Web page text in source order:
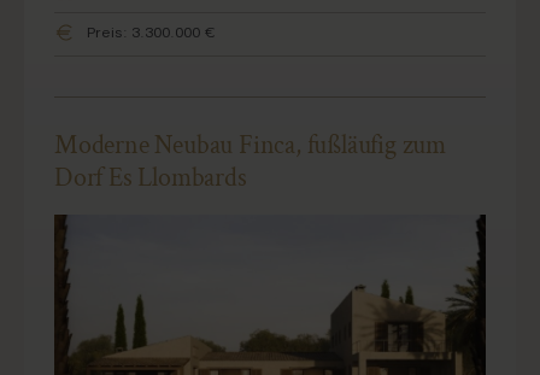
Preis: 3.300.000 €
Moderne Neubau Finca, fußläufig zum
Dorf Es Llombards